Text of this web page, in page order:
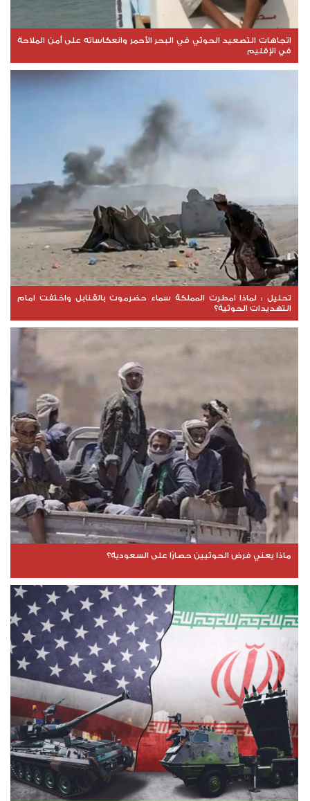
اتجاهات التصعيد الحوثي في البحر الأحمر وانعكاساته على أمن الملاحة
في الإقليم
تحليل : لماذا امطرت المملكة سماء حضرموت بالقنابل واختفت امام
التهديدات الحوثية؟
ماذا يعني فرض الحوثيين حصارًا على السعودية؟